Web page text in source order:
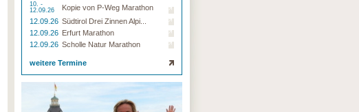
10. -
12.09.26
Kopie von P-Weg Marathon
12.09.26 Südtirol Drei Zinnen Alpi...
12.09.26 Erfurt Marathon
12.09.26 Scholle Natur Marathon
weitere Termine